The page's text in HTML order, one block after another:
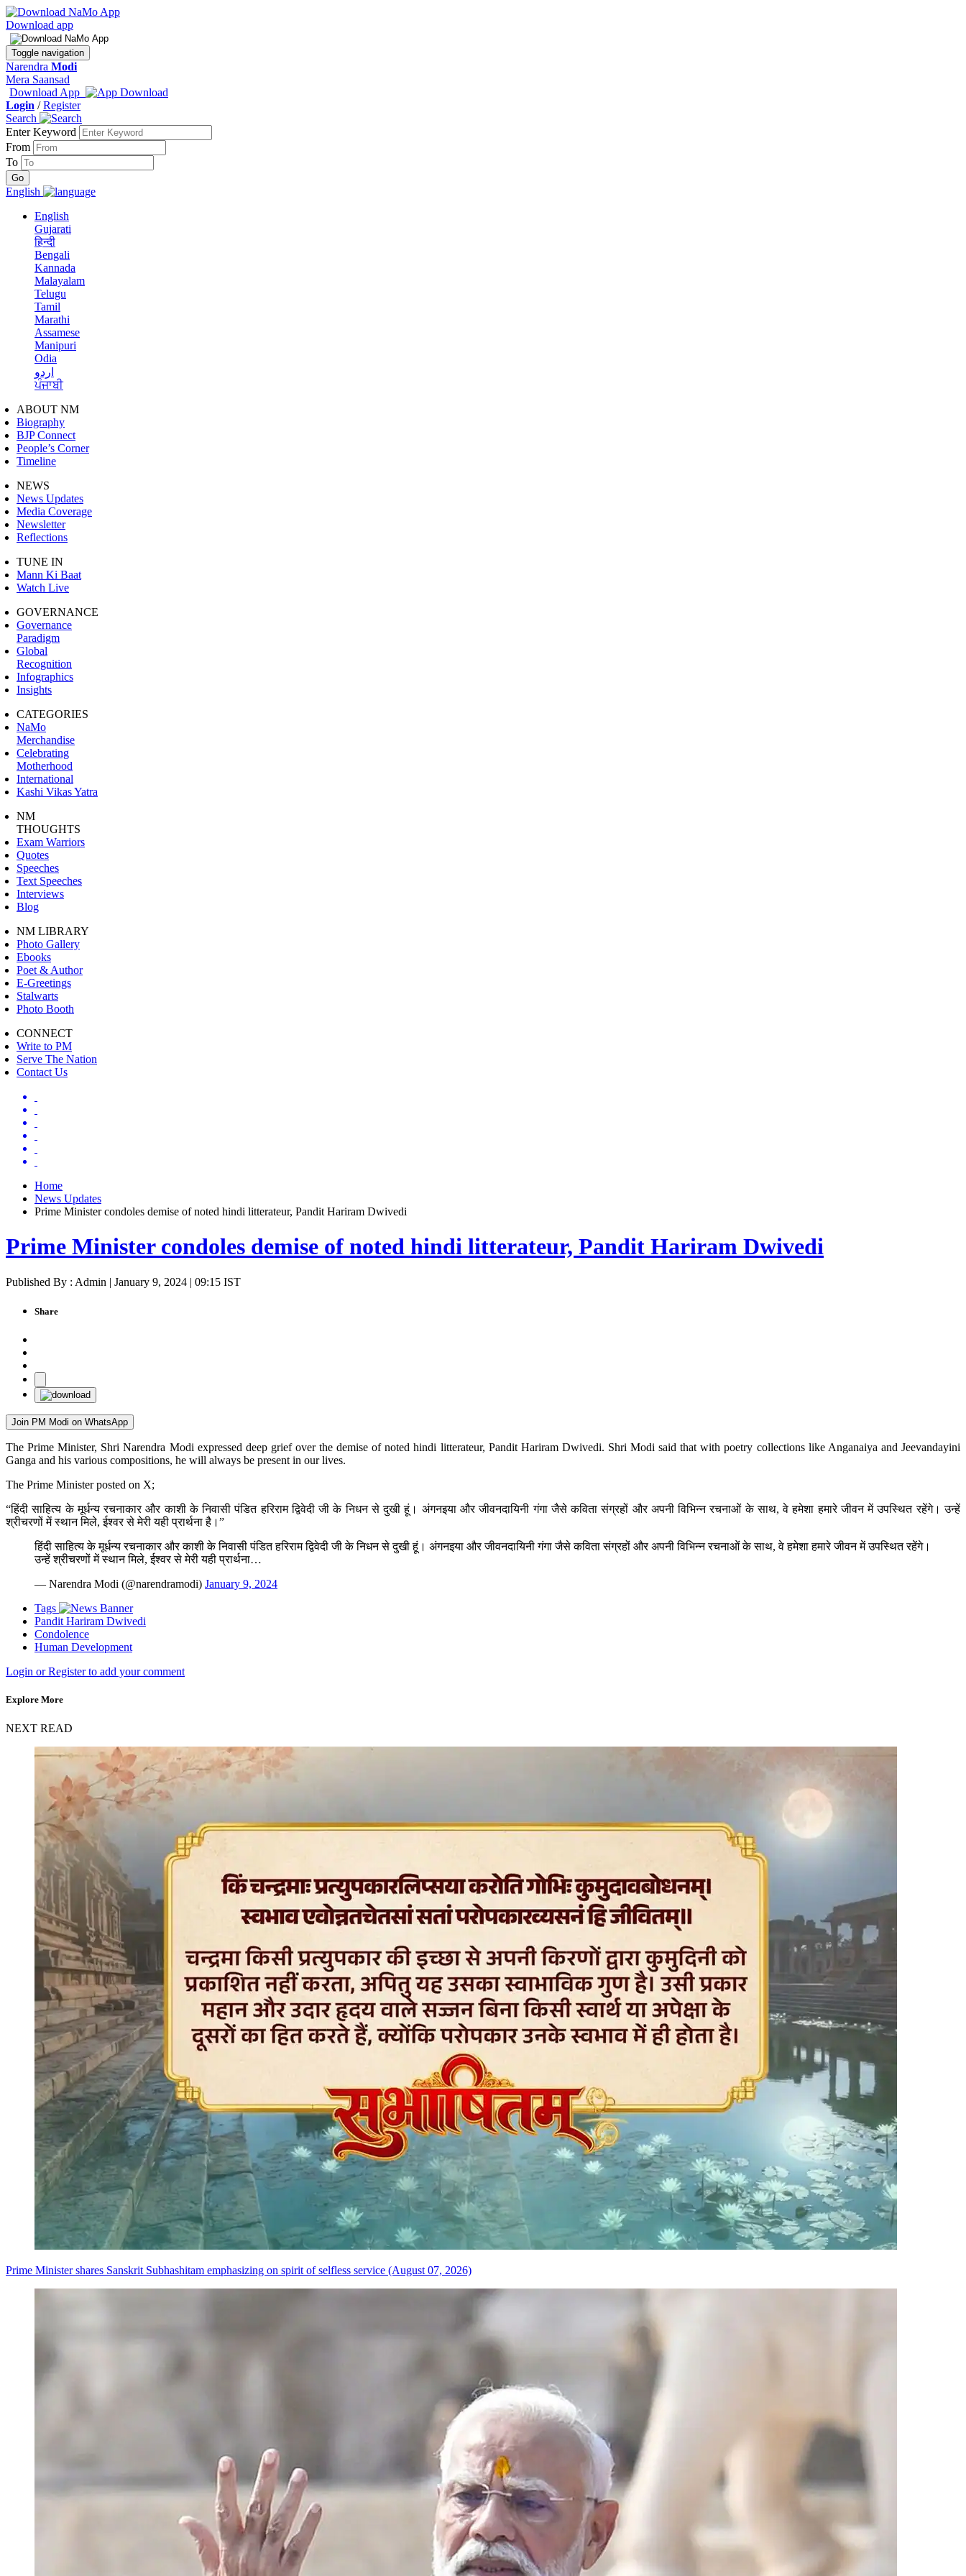
Download app
Toggle navigation
Narendra Modi
Mera Saansad
Download App
Login /Register
Search
Enter Keyword
From
To
English
English
Gujarati
हिन्दी
Bengali
Kannada
Malayalam
Telugu
Tamil
Marathi
Assamese
Manipuri
Odia
اردو
ਪੰਜਾਬੀ
ABOUT NM
Biography
BJP Connect
People’s Corner
Timeline
NEWS
News Updates
Media Coverage
Newsletter
Reflections
TUNE IN
Mann Ki Baat
Watch Live
GOVERNANCE
Governance
Paradigm
Global
Recognition
Infographics
Insights
CATEGORIES
NaMo
Merchandise
Celebrating
Motherhood
International
Kashi Vikas Yatra
NM
THOUGHTS
Exam Warriors
Quotes
Speeches
Text Speeches
Interviews
Blog
NM LIBRARY
Photo Gallery
Ebooks
Poet & Author
E-Greetings
Stalwarts
Photo Booth
CONNECT
Write to PM
Serve The Nation
Contact Us
Home
News Updates
Prime Minister condoles demise of noted hindi litterateur, Pandit Hariram Dwivedi
Prime Minister condoles demise of noted hindi litterateur, Pandit Hariram Dwivedi
Published By : Admin | January 9, 2024 | 09:15 IST
Share
Join PM Modi on WhatsApp
The Prime Minister, Shri Narendra Modi expressed deep grief over the demise of noted hindi litterateur, Pandit Hariram Dwivedi. Shri Modi said that with poetry collections like Anganaiya and Jeevandayini
Ganga and his various compositions, he will always be present in our lives.
The Prime Minister posted on X;
“हिंदी साहित्य के मूर्धन्य रचनाकार और काशी के निवासी पंडित हरिराम द्विवेदी जी के निधन से दुखी हूं। अंगनइया और जीवनदायिनी गंगा जैसे कविता संग्रहों और अपनी विभिन्न रचनाओं के साथ, वे हमेशा हमारे जीवन में उपस्थित रहेंगे। उन्हें
श्रीचरणों में स्थान मिले, ईश्वर से मेरी यही प्रार्थना है।”
हिंदी साहित्य के मूर्धन्य रचनाकार और काशी के निवासी पंडित हरिराम द्विवेदी जी के निधन से दुखी हूं। अंगनइया और जीवनदायिनी गंगा जैसे कविता संग्रहों और अपनी विभिन्न रचनाओं के साथ, वे हमेशा हमारे जीवन में उपस्थित रहेंगे।
उन्हें श्रीचरणों में स्थान मिले, ईश्वर से मेरी यही प्रार्थना…
— Narendra Modi (@narendramodi) January 9, 2024
Tags
Pandit Hariram Dwivedi
Condolence
Human Development
Login or Register to add your comment
Explore More
NEXT READ
Prime Minister shares Sanskrit Subhashitam emphasizing on spirit of selfless service (August 07, 2026)